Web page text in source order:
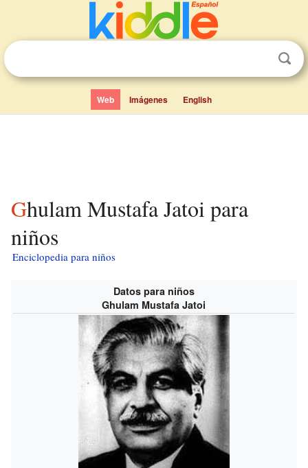
Web Imágenes English
Ghulam Mustafa Jatoi para
niños
Enciclopedia para niños
Datos para niños
Ghulam Mustafa Jatoi